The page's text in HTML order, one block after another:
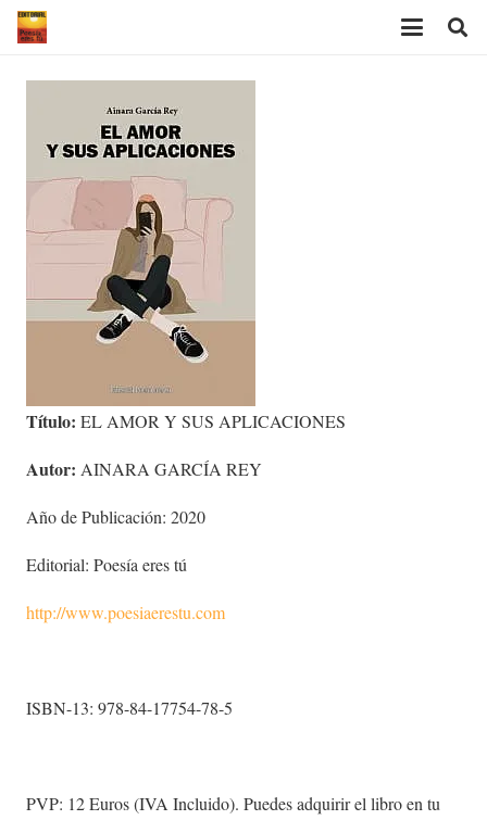
Título: EL AMOR Y SUS APLICACIONES
Autor: AINARA GARCÍA REY
Año de Publicación: 2020
Editorial: Poesía eres tú
http://www.poesiaerestu.com
ISBN-13: 978-84-17754-78-5
PVP: 12 Euros (IVA Incluido). Puedes adquirir el libro en tu